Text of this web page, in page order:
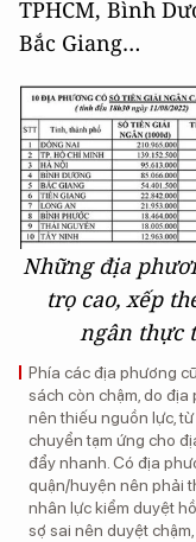
TPHCM, Bình
Bắc Giang…
Những địa
trọ cao, xếp
ngân thực
Phía các địa phương
sách còn chậm, do địa
nên thiếu nguồn lực,
chuyển tạm ứng cho
đẩy nhanh. Có địa
quận/huyện nên phải
nhân lực kiểm duyệt
sợ sai nên duyệt